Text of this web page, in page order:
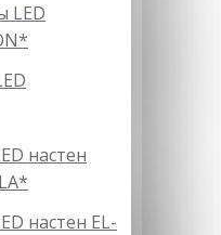
LED
настен
настен EL-